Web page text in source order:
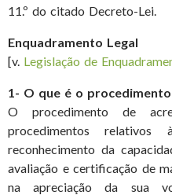
11.º do citado Decreto-Lei.
Enquadramento Legal
[v. Legislação de
1- O que é o
O procedimento de
procedimentos
reconhecimento da
avaliação e certificação de
na apreciação da sua